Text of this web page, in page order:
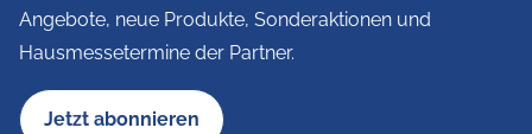
Angebote, neue Produkte, Sonderaktionen und
Hausmessetermine der Partner.
Jetzt abonnieren